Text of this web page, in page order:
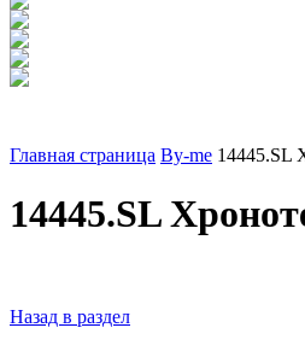
Главная страница By-me 14445.SL
14445.SL
Назад в раздел